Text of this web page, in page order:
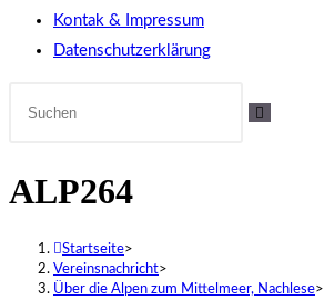
Kontak & Impressum
Datenschutzerklärung
ALP264
Startseite>
Vereinsnachricht>
Über die Alpen zum Mittelmeer, Nachlese>